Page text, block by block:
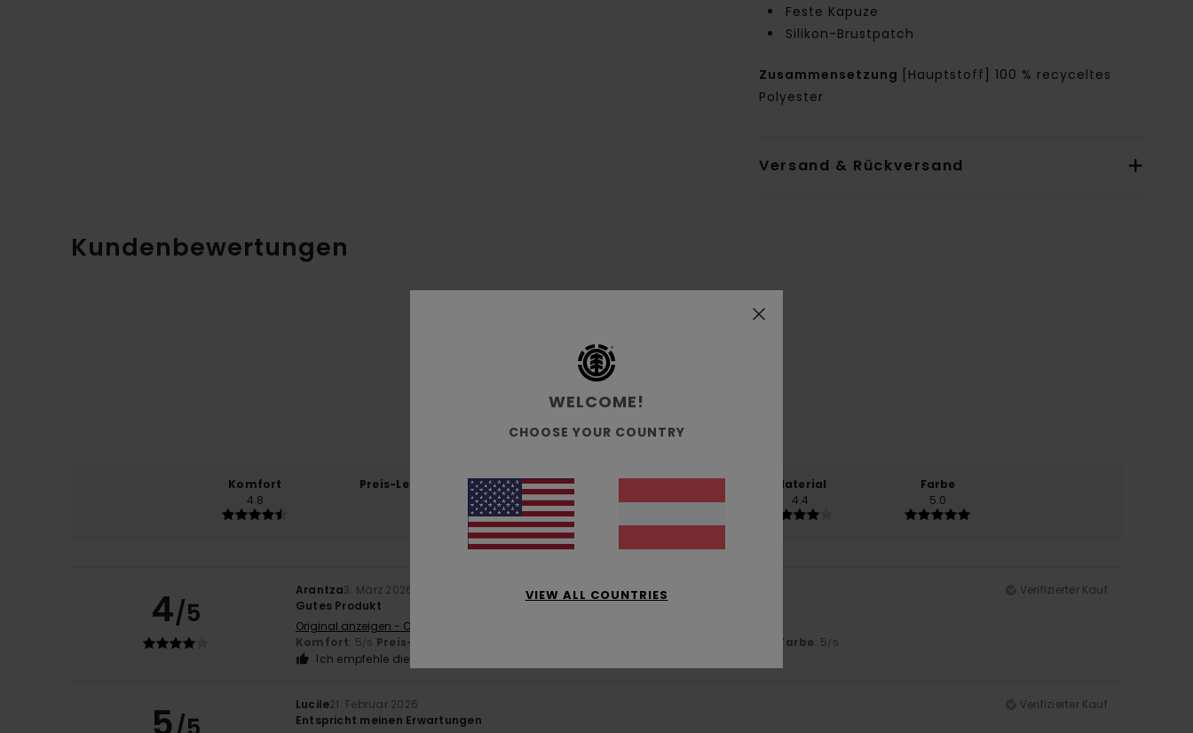
Feste Kapuze
Silikon-Brustpatch
Zusammensetzung
[Hauptstoff] 100 % recyceltes
Polyester
Versand & Rückversand
Kundenbewertungen
4.6
100% unserer Kunden empfehlen dieses Produkt
Komfort
4.8
Preis-Leistungs-Verhältnis
Material
4.4
Farbe
5.0
4/5
Arantza3. März 2026
Verifizierter Kauf
Gutes Produkt
Original anzeigen - Castellano
Komfort: 5/5 Preis-Leistungs-Verhältnis Farbe: 5/5
Ich empfehle dieses Produkt
Lucile21. Februar 2026
Verifizierter Kauf
Entspricht meinen Erwartungen
WELCOME!
CHOOSE YOUR COUNTRY
VIEW ALL COUNTRIES